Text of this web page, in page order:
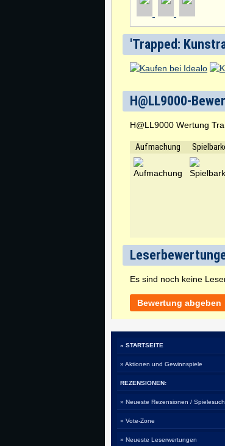
'Trapped:
H@LL9000-
H@LL9000 Wertung
Aufmachung
Es sind noch keine
Bewertung abgeben
» STARTSEITE
» Aktionen und Gewinnspiele
REZENSIONEN:
» Neueste Rezensionen /
» Vote-Zone
» Neueste Leserwertungen